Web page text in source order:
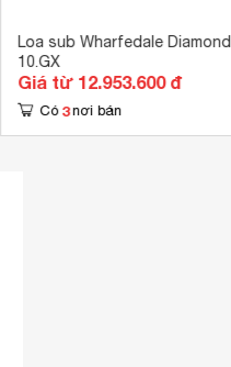
Loa sub Wharfedale Diamond
10.GX
Giá từ 12.953.600 đ
Có 3 nơi bán